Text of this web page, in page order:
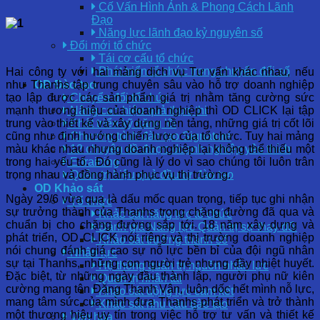
Cố Vấn Hình Ảnh & Phong Cách Lãnh
Đạo
Năng lực lãnh đạo kỷ nguyên số
Đổi mới tổ chức
Tái cơ cấu tổ chức
Phát triển tổ chức trong chuyển đổi số
OD Đào tạo
Chuyển đổi tổ chức
Nâng cao hiệu quả thực thi
Phát triển kỹ năng lõi
Chương trình đào tạo Signature
12 chuyên đề được doanh nghiệp yêu thích
E-training
Quản trị hiệu quả đầu tư đào tạo
OD Khảo sát
Tổ chức
Khảo sát năng lực tổ chức
Đánh giá Năng lực Quản trị sự thay đổi
Khảo sát trưởng thành số
Nhân lực
Hệ thống quản trị nguồn nhân lực
Quản trị nhân tài
Khảo sát động lực cam kết
Khảo sát nhu cầu đào tạo
Văn hóa
Hai công ty với hai mảng dịch vụ Tư vấn khác nhau, nếu
như Thanhs tập trung chuyên sâu vào hỗ trợ doanh nghiệp
tạo lập được các sản phẩm giá trị nhằm tăng cường sức
mạnh thương hiệu của doanh nghiệp thì OD CLICK lại tập
trung vào thiết kế và xây dựng nền tảng, những giá trị cốt lõi
cũng như định hướng chiến lược của tổ chức. Tuy hai mảng
màu khác nhau nhưng doanh nghiệp lại không thể thiếu một
trong hai yếu tố. Đó cũng là lý do vì sao chúng tôi luôn trân
trọng nhau và đồng hành phục vụ thị trường.
Ngày 29/6 vừa qua là dấu mốc quan trọng, tiếp tục ghi nhận
sự trưởng thành của Thanhs trong chặng đường đã qua và
chuẩn bị cho chặng đường sắp tới. 18 năm xây dựng và
phát triển, OD CLICK nói riêng và thị trường doanh nghiệp
nói chung đánh giá cao sự nỗ lực bền bỉ của đội ngũ nhân
sự tại Thanhs, những con người trẻ nhưng đầy nhiệt huyết.
Đặc biệt, từ những ngày đầu thành lập, người phụ nữ kiên
cường mang tên Đặng Thanh Vân, luôn dốc hết mình nỗ lực,
mang tâm sức của mình đưa Thanhs phát triển và trở thành
một thương hiệu uy tín trong việc hỗ trợ tư vấn và thiết kế